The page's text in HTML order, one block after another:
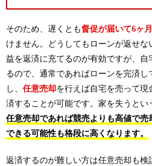
そのため、遅くとも督促が届いて6ヶ
けません。どうしてもローンが返せ
益を返済に充てるのが有効ですが、
るので、通常であればローンを完済
し、 任意売却を行えば自宅を売って
済することが可能です。家を失うとい
任意売却であれば競売よりも高値で
できる可能性も格段に高くなります。
返済するのが難しい方は任意売却も検